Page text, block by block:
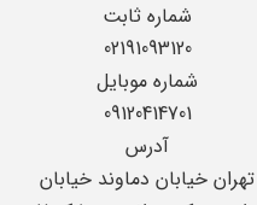
شماره ثابت
02191093120
شماره موبایل
09120414701
آدرس
تهران خیابان دماوند خیابان